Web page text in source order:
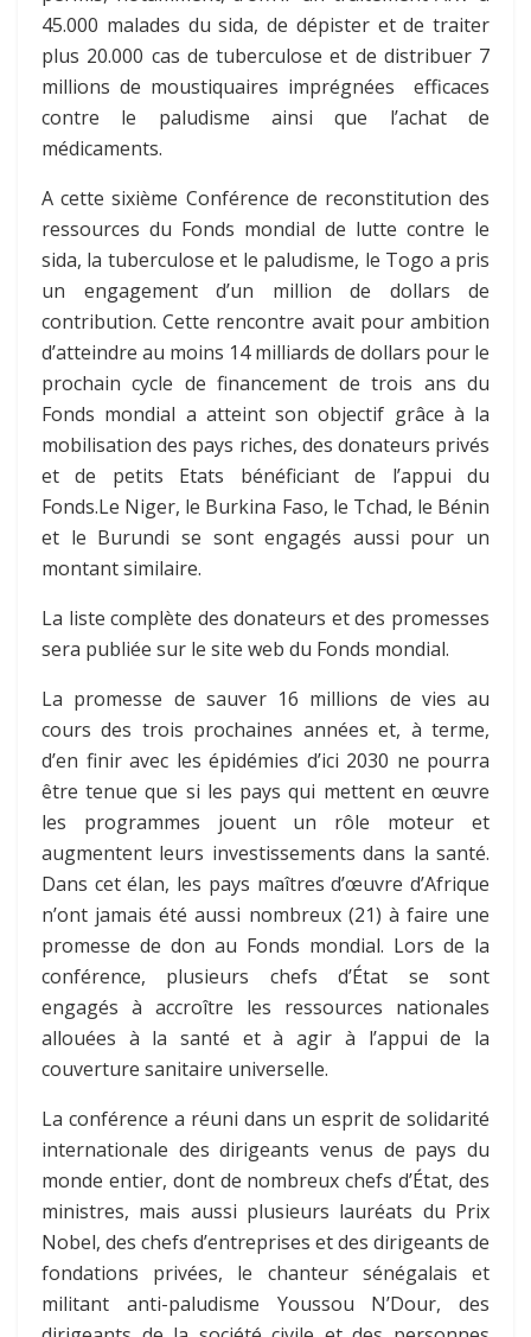
45.000 malades du sida, de dépister et de traiter
plus 20.000 cas de tuberculose et de distribuer 7
millions de moustiquaires imprégnées efficaces
contre le paludisme ainsi que l’achat de
médicaments.
A cette sixième Conférence de reconstitution des
ressources du Fonds mondial de lutte contre le
sida, la tuberculose et le paludisme, le Togo a pris
un engagement d’un million de dollars de
contribution. Cette rencontre avait pour ambition
d’atteindre au moins 14 milliards de dollars pour le
prochain cycle de financement de trois ans du
Fonds mondial a atteint son objectif grâce à la
mobilisation des pays riches, des donateurs privés
et de petits Etats bénéficiant de l’appui du
Fonds.Le Niger, le Burkina Faso, le Tchad, le Bénin
et le Burundi se sont engagés aussi pour un
montant similaire.
La liste complète des donateurs et des promesses
sera publiée sur le site web du Fonds mondial.
La promesse de sauver 16 millions de vies au
cours des trois prochaines années et, à terme,
d’en finir avec les épidémies d’ici 2030 ne pourra
être tenue que si les pays qui mettent en œuvre
les programmes jouent un rôle moteur et
augmentent leurs investissements dans la santé.
Dans cet élan, les pays maîtres d’œuvre d’Afrique
n’ont jamais été aussi nombreux (21) à faire une
promesse de don au Fonds mondial. Lors de la
conférence, plusieurs chefs d’État se sont
engagés à accroître les ressources nationales
allouées à la santé et à agir à l’appui de la
couverture sanitaire universelle.
La conférence a réuni dans un esprit de solidarité
internationale des dirigeants venus de pays du
monde entier, dont de nombreux chefs d’État, des
ministres, mais aussi plusieurs lauréats du Prix
Nobel, des chefs d’entreprises et des dirigeants de
fondations privées, le chanteur sénégalais et
militant anti-paludisme Youssou N’Dour, des